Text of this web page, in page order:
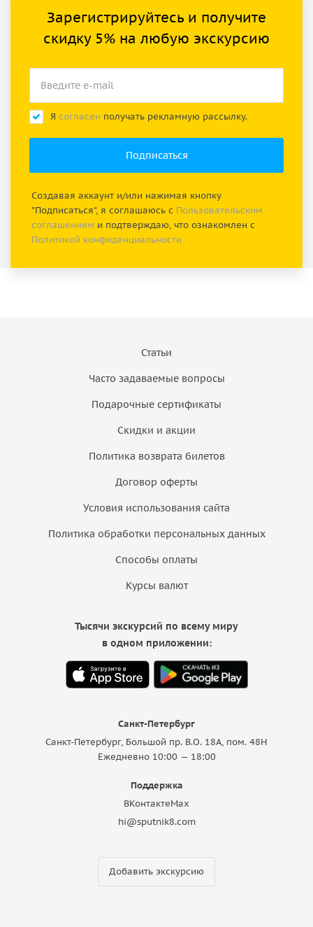
Зарегистрируйтесь и получите
скидку 5% на любую экскурсию
Я согласен получать рекламную рассылку.
Создавая аккаунт и/или нажимая кнопку
"Подписаться", я соглашаюсь с Пользовательским
соглашением и подтверждаю, что ознакомлен с
Политикой конфиденциальности
Статьи
Часто задаваемые вопросы
Подарочные сертификаты
Скидки и акции
Политика возврата билетов
Договор оферты
Условия использования сайта
Политика обработки персональных данных
Способы оплаты
Курсы валют
Санкт-Петербург
Санкт-Петербург, Большой пр. В.О. 18A, пом. 48Н
Ежедневно 10:00 — 18:00
Поддержка
ВКонтактеMax
hi@sputnik8.com
Добавить экскурсию
Тысячи экскурсий по всему миру
в одном приложении: